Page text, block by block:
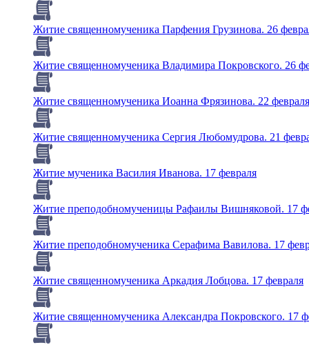
Житие священномученика Парфения Грузинова. 26
Житие священномученика Владимира Покровского. 26
Житие священномученика Иоанна Фрязинова. 22 февраля
Житие священномученика Сергия Любомудрова. 21
Житие мученика Василия Иванова. 17 февраля
Житие преподобномученицы Рафаилы Вишняковой. 17
Житие преподобномученика Серафима Вавилова. 17
Житие священномученика Аркадия Лобцова. 17 февраля
Житие священномученика Александра Покровского. 17